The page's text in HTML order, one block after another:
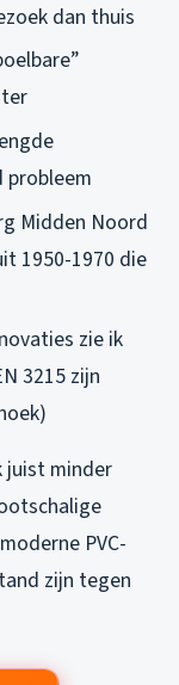
dan thuis
Midden Noord
1950-1970 die
zie ik
3215 zijn
juist minder
PVC-
zijn tegen